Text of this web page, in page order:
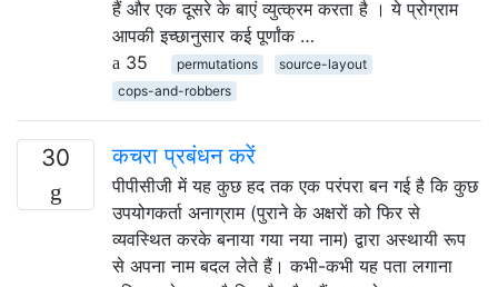
हैं और एक दूसरे के बाएं व्युत्क्रम करता है । ये प्रोग्राम
आपकी इच्छानुसार कई पूर्णांक …
35
permutations
source-layout
cops-and-robbers
30 कचरा प्रबंधन करें
पीपीसीजी में यह कुछ हद तक एक परंपरा बन गई है कि कुछ
उपयोगकर्ता अनाग्राम (पुराने के अक्षरों को फिर से
व्यवस्थित करके बनाया गया नया नाम) द्वारा अस्थायी रूप
से अपना नाम बदल लेते हैं। कभी-कभी यह पता लगाना